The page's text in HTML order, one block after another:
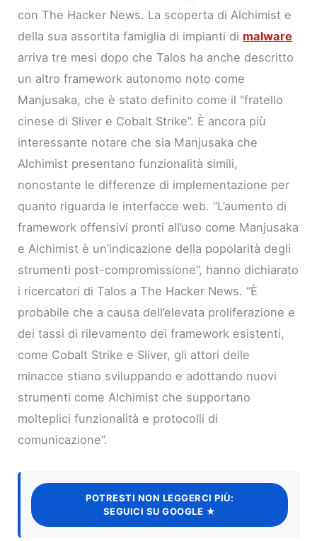
con The Hacker News. La scoperta di Alchimist e
della sua assortita famiglia di impianti di malware
arriva tre mesi dopo che Talos ha anche descritto
un altro framework autonomo noto come
Manjusaka, che è stato definito come il “fratello
cinese di Sliver e Cobalt Strike”. È ancora più
interessante notare che sia Manjusaka che
Alchimist presentano funzionalità simili,
nonostante le differenze di implementazione per
quanto riguarda le interfacce web. “L’aumento di
framework offensivi pronti all’uso come Manjusaka
e Alchimist è un’indicazione della popolarità degli
strumenti post-compromissione”, hanno dichiarato
i ricercatori di Talos a The Hacker News. “È
probabile che a causa dell’elevata proliferazione e
dei tassi di rilevamento dei framework esistenti,
come Cobalt Strike e Sliver, gli attori delle
minacce stiano sviluppando e adottando nuovi
strumenti come Alchimist che supportano
molteplici funzionalità e protocolli di
comunicazione”.
POTRESTI NON LEGGERCI PIÙ:
SEGUICI SU GOOGLE ★